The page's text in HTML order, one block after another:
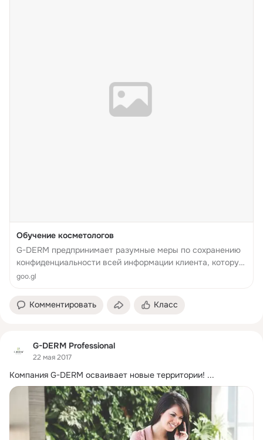
Обучение косметологов
G-DERM предпринимает разумные меры по сохранению
конфиденциальности всей информации клиента, которую
последний предоставляет в связи с получением доступа
информации может быть по...
goo.gl
Комментировать Класс
G-DERM Professional
22 мая 2017
Компания G-DERM осваивает новые территории! ...